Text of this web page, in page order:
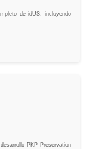
de idUS, incluyendo
PKP Preservation